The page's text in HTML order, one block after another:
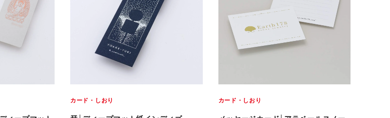
カード・しおり カード・しおり